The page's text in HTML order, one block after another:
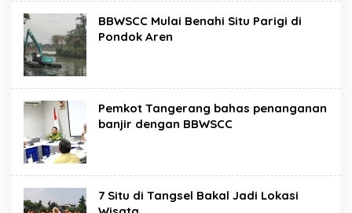
BBWSCC Mulai Benahi Situ Parigi di
Pondok Aren
Pemkot Tangerang bahas penanganan
banjir dengan BBWSCC
7 Situ di Tangsel Bakal Jadi Lokasi